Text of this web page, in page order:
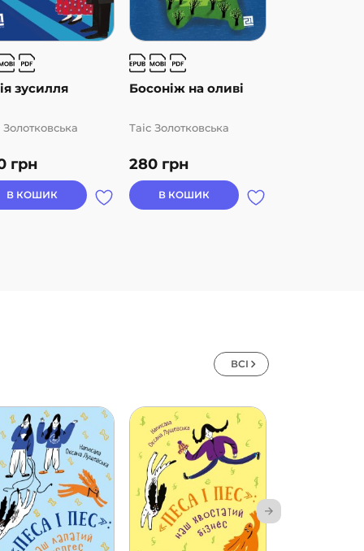
зусилля
грн
Золотковська
В КОШИК
Босоніж на оливі
280 грн
Таіс Золотковська
В КОШИК
ВСІ